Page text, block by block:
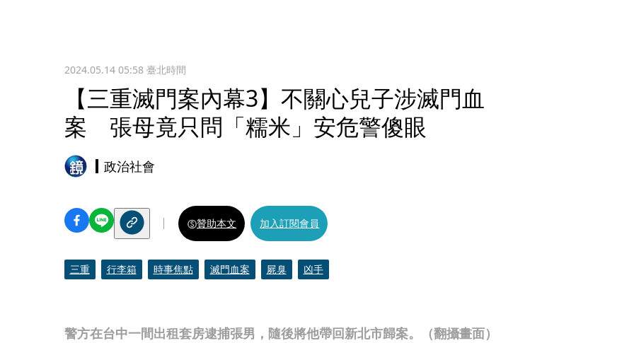
2024.05.14 05:58臺北時間
【三重滅門案內幕3】不關心兒子涉滅門血
案 張母竟只問「糯米」安危警傻眼
政治社會
警方在台中一間出租套房逮捕張男，隨後將他帶回新北市歸案。（翻攝畫面）
贊助本文 加入訂閱會員
三重 行李箱 時事焦點 滅門血案 屍臭 凶手